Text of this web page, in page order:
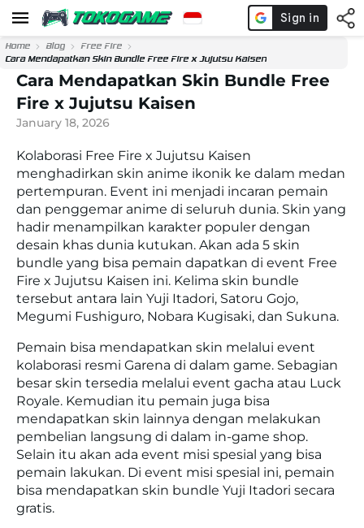
Home Blog
Free Fire
Cara Mendapatkan Skin Bundle Free Fire x Jujutsu Kaisen
Cara Mendapatkan Skin Bundle Free
Fire x Jujutsu Kaisen
January 18, 2026
Kolaborasi Free Fire x Jujutsu Kaisen
menghadirkan skin anime ikonik ke dalam medan
pertempuran. Event ini menjadi incaran pemain
dan penggemar anime di seluruh dunia. Skin yang
hadir menampilkan karakter populer dengan
desain khas dunia kutukan. Akan ada 5 skin
bundle yang bisa pemain dapatkan di event Free
Fire x Jujutsu Kaisen ini. Kelima skin bundle
tersebut antara lain Yuji Itadori, Satoru Gojo,
Megumi Fushiguro, Nobara Kugisaki, dan Sukuna.
Pemain bisa mendapatkan skin melalui event
kolaborasi resmi Garena di dalam game. Sebagian
besar skin tersedia melalui event gacha atau Luck
Royale. Kemudian itu pemain juga bisa
mendapatkan skin lainnya dengan melakukan
pembelian langsung di dalam in-game shop.
Selain itu akan ada event misi spesial yang bisa
pemain lakukan. Di event misi spesial ini, pemain
bisa mendapatkan skin bundle Yuji Itadori secara
gratis.